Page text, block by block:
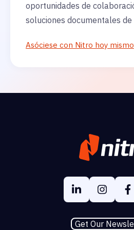
oportunidades de
soluciones documentales
Asóciese con Nitro hoy mismo
Get Our